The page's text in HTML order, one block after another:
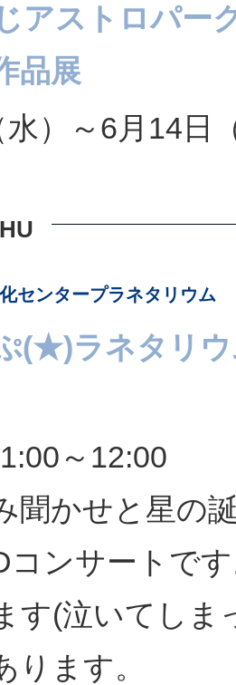
アストロパー
品展
）～6月14日
センタープラネタリウム
(★)ラネタリ
～12:00
聞かせと星の
コンサートで
す(泣いてしま
ります。